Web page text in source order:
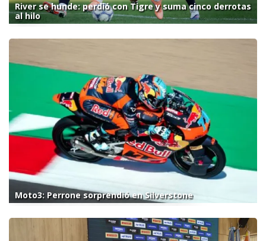
River se hunde: perdió con Tigre y suma cinco derrotas
al hilo
Moto3: Perrone sorprendió en Silverstone